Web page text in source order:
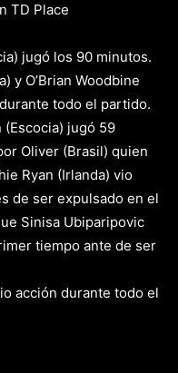
TD Place
jugó los 90 minutos.
y O’Brian Woodbine
todo el partido.
jugó 59
Oliver (Brasil) quien
Ryan (Irlanda) vio
de ser expulsado en el
Sinisa Ubiparipovic
tiempo ante de ser
acción durante todo el